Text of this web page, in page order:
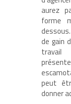
aurez
forme
de gain
travail
peut
donner